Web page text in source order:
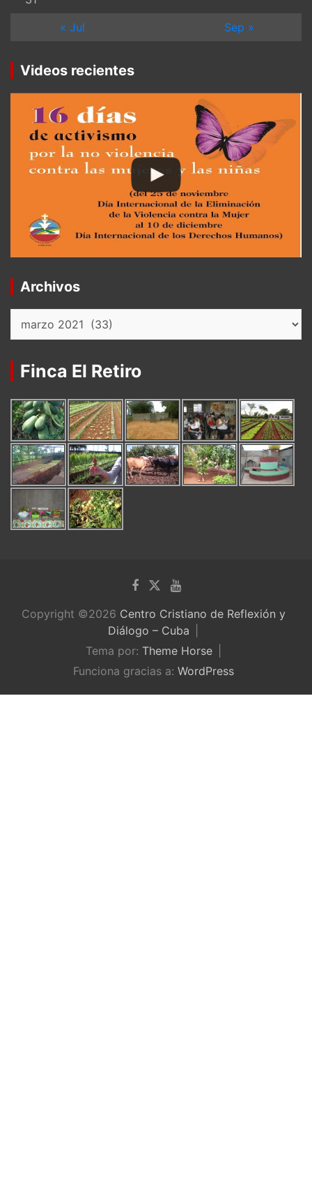
« Jul
Sep »
Videos recientes
Archivos
Finca El Retiro
Copyright ©2026 Centro Cristiano de Reflexión y
Diálogo – Cuba
Tema por: Theme Horse
Funciona gracias a: WordPress